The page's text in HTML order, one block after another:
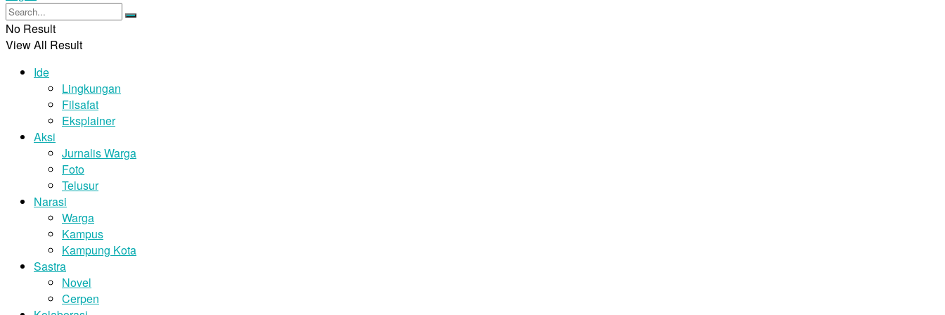
No Result
View All Result
Ide
Lingkungan
Filsafat
Eksplainer
Aksi
Jurnalis Warga
Foto
Telusur
Narasi
Warga
Kampus
Kampung Kota
Sastra
Novel
Cerpen